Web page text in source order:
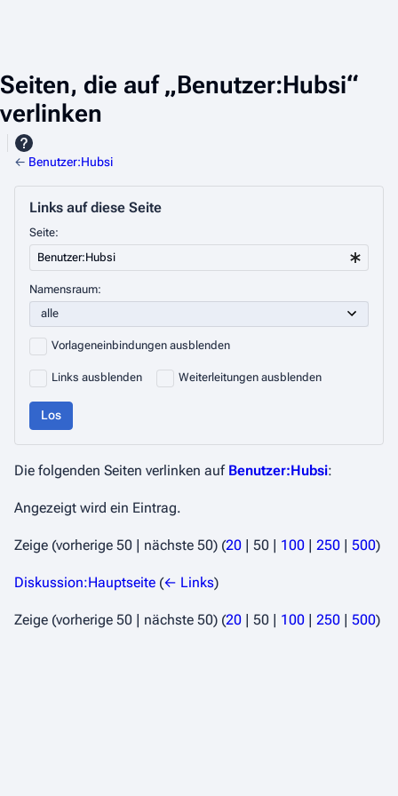
Seiten, die auf „Benutzer:Hubsi“
verlinken
← Benutzer:Hubsi
Links auf diese Seite
Seite:
Namensraum:
Vorlageneinbindungen ausblenden
Links ausblenden Weiterleitungen ausblenden
Los
Die folgenden Seiten verlinken auf Benutzer:Hubsi:
Angezeigt wird ein Eintrag.
Zeige (vorherige 50 nächste 50) (20 50 100 250 500)
Diskussion:Hauptseite (← Links)
Zeige (vorherige 50 nächste 50) (20 50 100 250 500)